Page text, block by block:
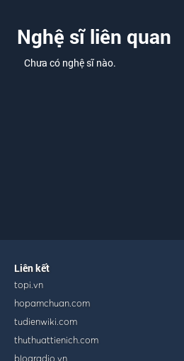
Nghệ sĩ liên quan
Chưa có nghệ sĩ nào.
Liên kết
topi.vn
hopamchuan.com
tudienwiki.com
thuthuattienich.com
blogradio.vn